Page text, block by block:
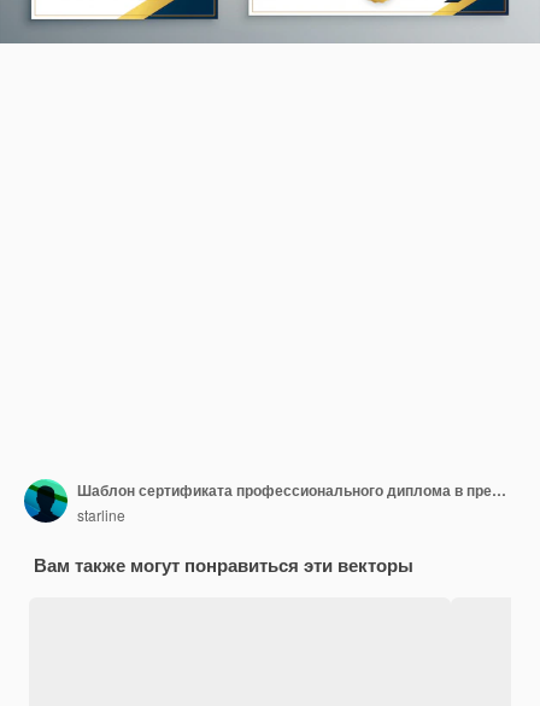
Шаблон сертификата профессионального диплома в премиальном стиле
starline
Вам также могут понравиться эти векторы